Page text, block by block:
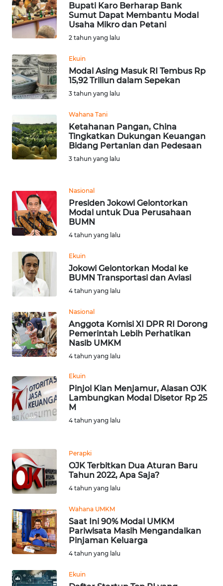
Bupati Karo Berharap Bank
Sumut Dapat Membantu Modal
Usaha Mikro dan Petani
2 tahun yang lalu
Ekuin
Modal Asing Masuk RI Tembus Rp
15,92 Triliun dalam Sepekan
3 tahun yang lalu
Wahana Tani
Ketahanan Pangan, China
Tingkatkan Dukungan Keuangan
Bidang Pertanian dan Pedesaan
3 tahun yang lalu
Nasional
Presiden Jokowi Gelontorkan
Modal untuk Dua Perusahaan
BUMN
4 tahun yang lalu
Ekuin
Jokowi Gelontorkan Modal ke
BUMN Transportasi dan Aviasi
4 tahun yang lalu
Nasional
Anggota Komisi XI DPR RI Dorong
Pemerintah Lebih Perhatikan
Nasib UMKM
4 tahun yang lalu
Ekuin
Pinjol Kian Menjamur, Alasan OJK
Lambungkan Modal Disetor Rp 25
M
4 tahun yang lalu
Perapki
OJK Terbitkan Dua Aturan Baru
Tahun 2022, Apa Saja?
4 tahun yang lalu
Wahana UMKM
Saat Ini 90% Modal UMKM
Pariwisata Masih Mengandalkan
Pinjaman Keluarga
4 tahun yang lalu
Ekuin
INFO
IKLAN
TENTANG
KAMI
PEDOMAN
MEDIA
REDAKSI
DISCLAIMER
Wahana
News
Regional
WN
SUMUT
WN
WN
JABAR
BANTEN
WN
NTT
KEPRI
WN
PAPUA
WN
PAPUA
BARAT
RIAU